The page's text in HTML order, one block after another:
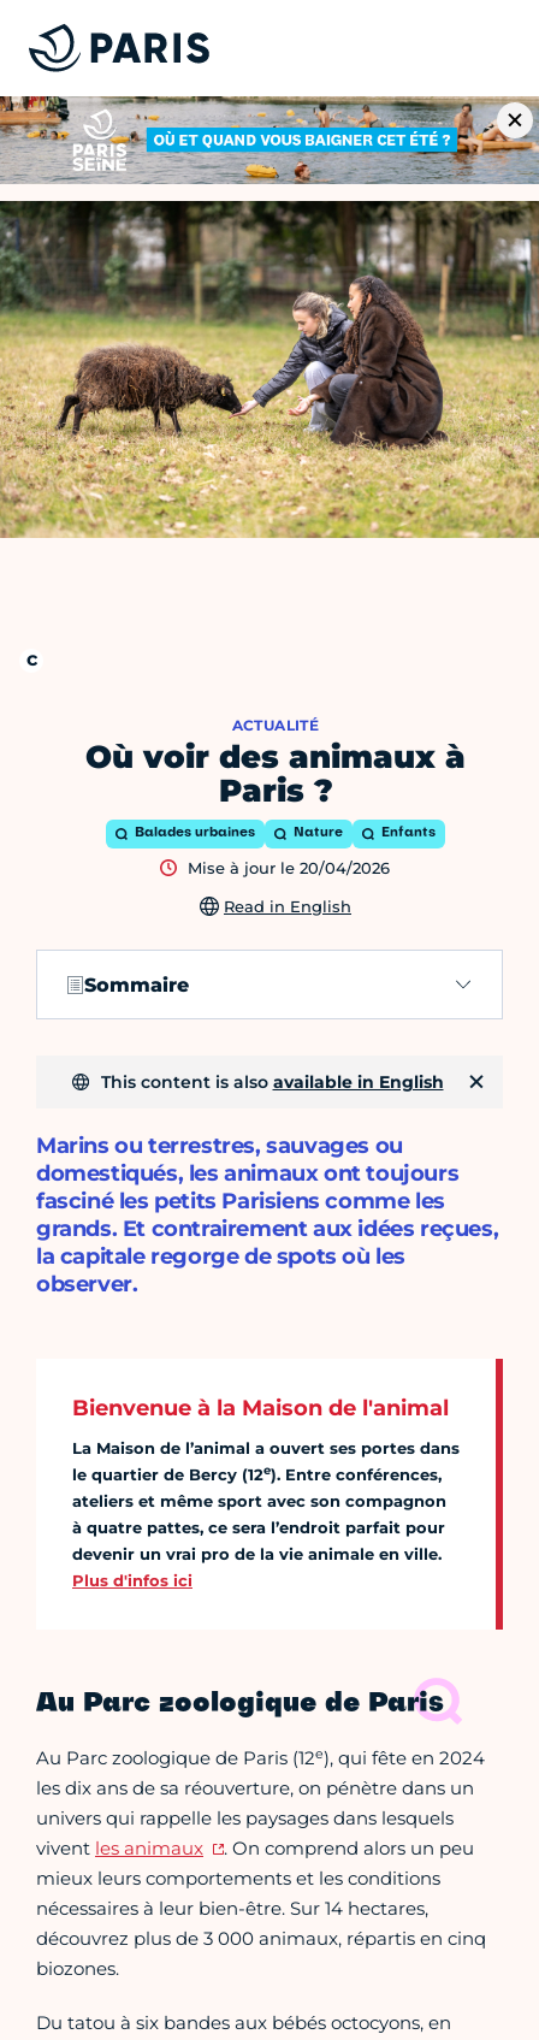
Où voir des animaux à
Paris ?
ACTUALITÉ
Balades urbaines Nature Enfants
Mise à jour le 20/04/2026
Read in English
Sommaire
This content is also available in English
Marins ou terrestres, sauvages ou
domestiqués, les animaux ont toujours
fasciné les petits Parisiens comme les
grands. Et contrairement aux idées reçues,
la capitale regorge de spots où les
observer.
Bienvenue à la Maison de l'animal
La Maison de l’animal a ouvert ses portes dans
le quartier de Bercy (12e). Entre conférences,
ateliers et même sport avec son compagnon
à quatre pattes, ce sera l’endroit parfait pour
devenir un vrai pro de la vie animale en ville.
Plus d'infos ici
Au Parc zoologique de Paris
Au Parc zoologique de Paris (12e), qui fête en 2024
les dix ans de sa réouverture, on pénètre dans un
univers qui rappelle les paysages dans lesquels
vivent les animaux
. On comprend alors un peu
mieux leurs comportements et les conditions
nécessaires à leur bien-être. Sur 14 hectares,
découvrez plus de 3 000 animaux, répartis en cinq
biozones.
Du tatou à six bandes aux bébés octocyons, en